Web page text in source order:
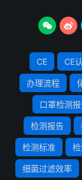
 
CE CE
办理流程
口罩检测
检测报告
检测标准
细菌过滤效率